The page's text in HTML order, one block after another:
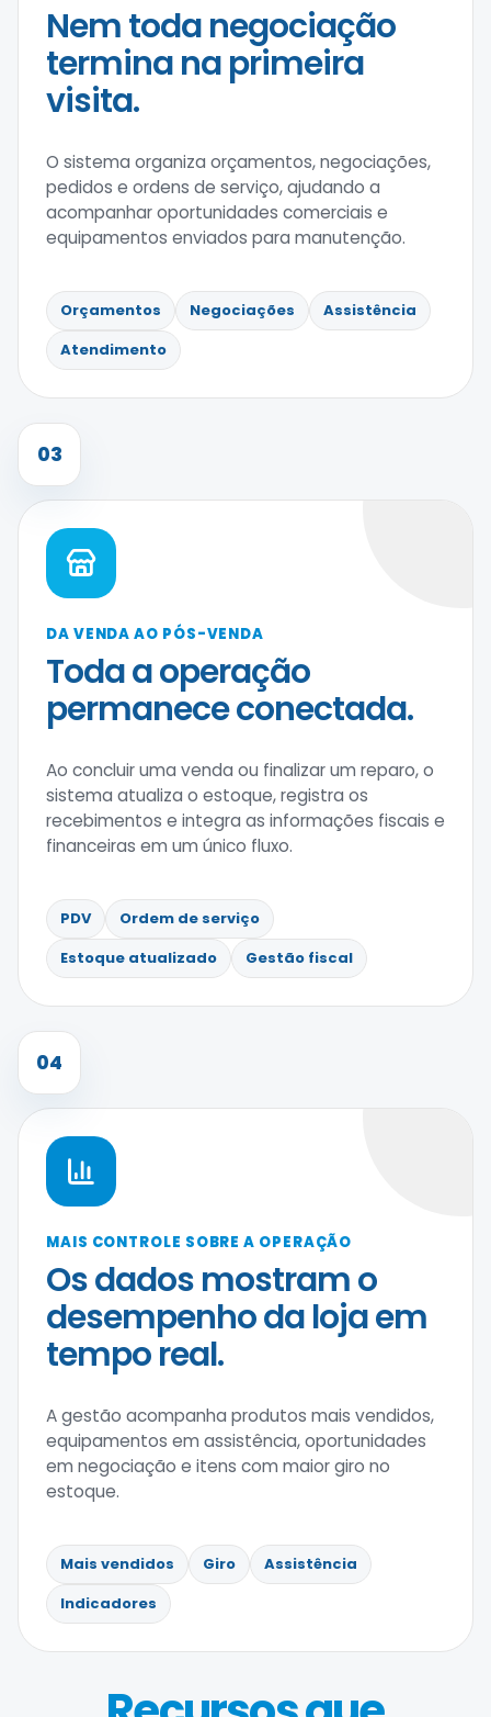
Nem toda negociação
termina na primeira
visita.
O sistema organiza orçamentos, negociações,
pedidos e ordens de serviço, ajudando a
acompanhar oportunidades comerciais e
equipamentos enviados para manutenção.
Orçamentos Negociações
Assistência
Atendimento
03
DA VENDA AO PÓS-VENDA
Toda a operação
permanece conectada.
Ao concluir uma venda ou finalizar um reparo, o
sistema atualiza o estoque, registra os
recebimentos e integra as informações fiscais e
financeiras em um único fluxo.
PDV
Ordem de serviço
Estoque atualizado
Gestão fiscal
04
MAIS CONTROLE SOBRE A OPERAÇÃO
Os dados mostram o
desempenho da loja em
tempo real.
A gestão acompanha produtos mais vendidos,
equipamentos em assistência, oportunidades
em negociação e itens com maior giro no
estoque.
Mais vendidos Giro
Assistência
Indicadores